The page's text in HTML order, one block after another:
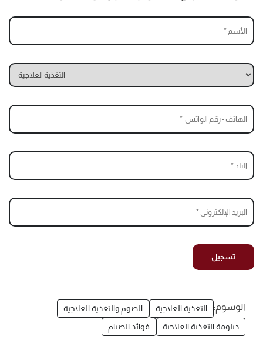
الوسوم: التغذية العلاجية
الصوم والتغذية العلاجية
دبلومة التغذية العلاجية
فوائد الصيام